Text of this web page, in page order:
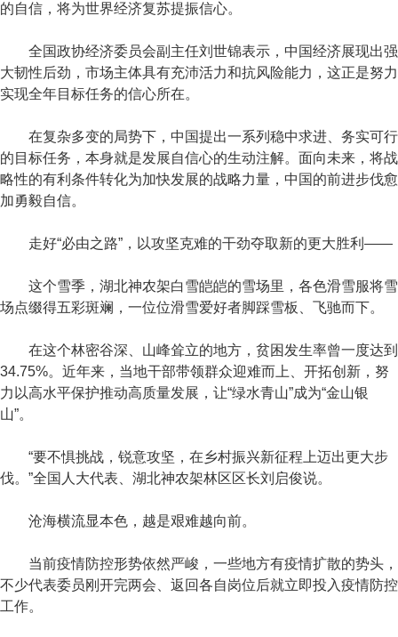
的自信，将为世界经济复苏提振信心。
全国政协经济委员会副主任刘世锦表示，中国经济展现出强
大韧性后劲，市场主体具有充沛活力和抗风险能力，这正是努力
实现全年目标任务的信心所在。
在复杂多变的局势下，中国提出一系列稳中求进、务实可行
的目标任务，本身就是发展自信心的生动注解。面向未来，将战
略性的有利条件转化为加快发展的战略力量，中国的前进步伐愈
加勇毅自信。
走好“必由之路”，以攻坚克难的干劲夺取新的更大胜利——
这个雪季，湖北神农架白雪皑皑的雪场里，各色滑雪服将雪
场点缀得五彩斑斓，一位位滑雪爱好者脚踩雪板、飞驰而下。
在这个林密谷深、山峰耸立的地方，贫困发生率曾一度达到
34.75%。近年来，当地干部带领群众迎难而上、开拓创新，努
力以高水平保护推动高质量发展，让“绿水青山”成为“金山银
山”。
“要不惧挑战，锐意攻坚，在乡村振兴新征程上迈出更大步
伐。”全国人大代表、湖北神农架林区区长刘启俊说。
沧海横流显本色，越是艰难越向前。
当前疫情防控形势依然严峻，一些地方有疫情扩散的势头，
不少代表委员刚开完两会、返回各自岗位后就立即投入疫情防控
工作。